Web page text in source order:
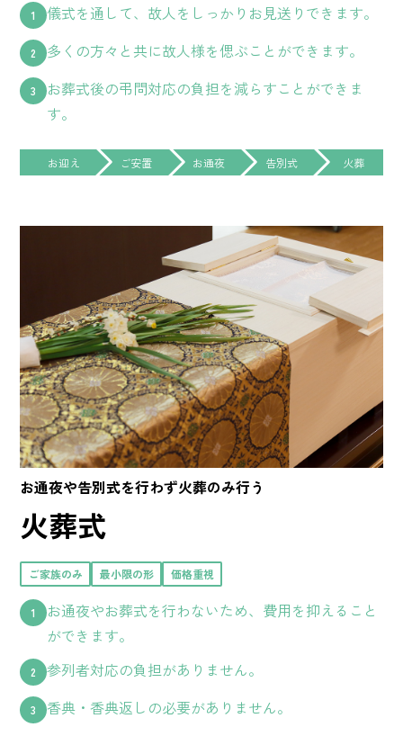
儀式を通して、故人をしっかりお見送りできます。
多くの方々と共に故人様を偲ぶことができます。
お葬式後の弔問対応の負担を減らすことができま
す。
お迎え ご安置 お通夜 告別式 火葬
お通夜や告別式を行わず火葬のみ行う
火葬式
ご家族のみ 最小限の形 価格重視
お通夜やお葬式を行わないため、費用を抑えること
ができます。
参列者対応の負担がありません。
香典・香典返しの必要がありません。